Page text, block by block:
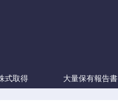
式取得 大量保有報告書